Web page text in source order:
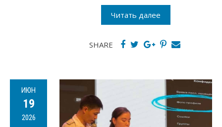
Читать далее
SHARE
ИЮН
19
2026